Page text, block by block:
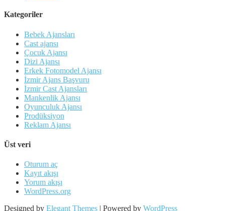
Kategoriler
Bebek Ajansları
Cast ajansı
Çocuk Ajansı
Dizi Ajansı
Erkek Fotomodel Ajansı
İzmir Ajans Başvuru
İzmir Cast Ajansları
Mankenlik Ajansı
Oyunculuk Ajansı
Prodüksiyon
Reklam Ajansı
Üst veri
Oturum aç
Kayıt akışı
Yorum akışı
WordPress.org
Designed by Elegant Themes | Powered by WordPress